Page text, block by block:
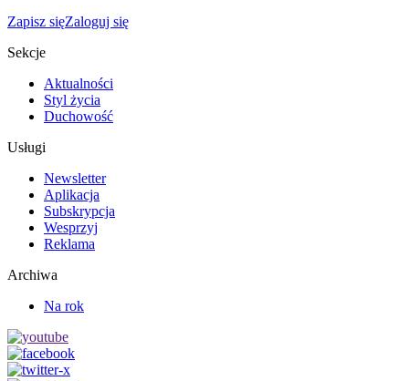
Zapisz sięZaloguj się
Sekcje
Aktualności
Styl życia
Duchowość
Usługi
Newsletter
Aplikacja
Subskrypcja
Wesprzyj
Reklama
Archiwa
Na rok